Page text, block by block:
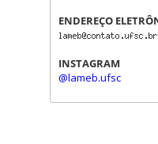
ENDEREÇO
INSTAGRAM
@lameb.ufsc